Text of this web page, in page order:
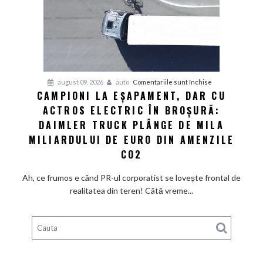
showroom-
uri
să
la
de
repede.
De
ce
august 09, 2026 auto Comentariile sunt închise
Campioni
la
eșapament,
cu
Truck
CAMPIONI LA EȘAPAMENT, DAR CU
ACTROS ELECTRIC ÎN BROȘURĂ:
DAIMLER TRUCK PLÂNGE DE MILA
MILIARDULUI DE EURO DIN AMENZILE
CO2
Ah, ce frumos e când PR-ul corporatist se lovește frontal de
realitatea din teren! Câtă vreme...